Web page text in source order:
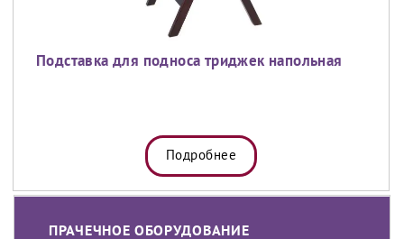
ПРАЧЕЧНОЕ ОБОРУДОВАНИЕ
Подставка для подноса триджек напольная
Подробнее